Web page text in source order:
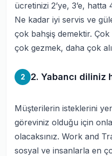
ücretinizi 2’ye, 3’e, hatta
Ne kadar iyi servis ve
çok bahşiş demektir.
çok gezmek, daha çok
2 2. Yabancı diliniz
Müşterilerin isteklerini
göreviniz olduğu için
olacaksınız. Work and
sosyal ve insanlarla en